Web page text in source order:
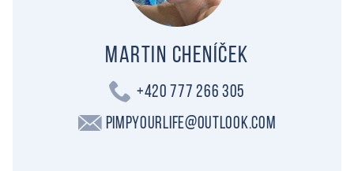
Martin Cheníček
+420 777 266 305
PimpYourLife@outlook.com